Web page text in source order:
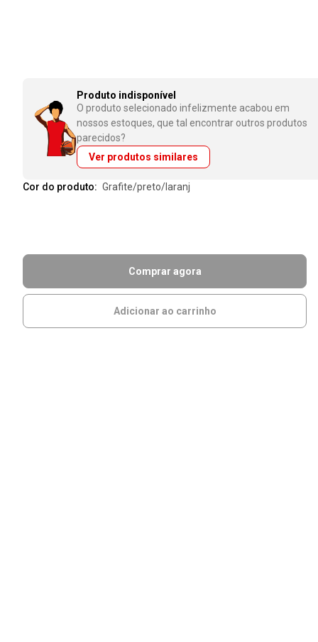
Produto indisponível
O produto selecionado infelizmente acabou em
nossos estoques, que tal encontrar outros produtos
parecidos?
Ver produtos similares
Cor do produto: grafite/preto/laranj
Comprar agora
Adicionar ao carrinho